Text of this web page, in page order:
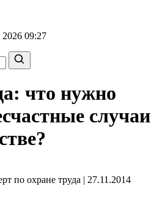
2026 09:27
что нужно
случаи
охране труда | 27.11.2014